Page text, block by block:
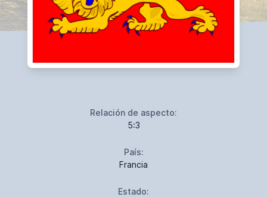
Relación de aspecto:
5:3
País:
Francia
Estado: